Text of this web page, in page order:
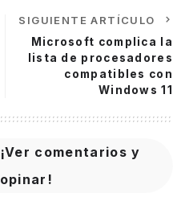
SIGUIENTE ARTÍCULO
Microsoft complica la
lista de procesadores
compatibles con
Windows 11
¡Ver comentarios y
opinar!